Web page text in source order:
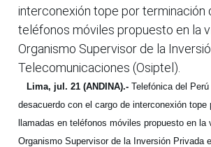
interconexión tope por terminación
teléfonos móviles propuesto en la
Organismo Supervisor de la
Telecomunicaciones (Osiptel).
Lima, jul. 21 (ANDINA).- Telefónica del
desacuerdo con el cargo de interconexión tope
llamadas en teléfonos móviles propuesto en la
Organismo Supervisor de la Inversión Privada